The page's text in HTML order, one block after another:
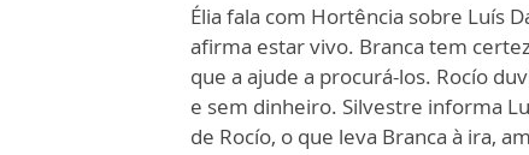
Élia fala com Hortência sobre Luís
afirma estar vivo. Branca tem
que a ajude a procurá-los. Rocío
e sem dinheiro. Silvestre informa
de Rocío, o que leva Branca à ira,